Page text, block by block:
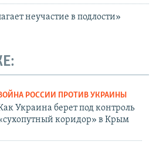
неучастие в подлости»
РОССИИ ПРОТИВ УКРАИНЫ
Украина берет под контроль
коридор» в Крым